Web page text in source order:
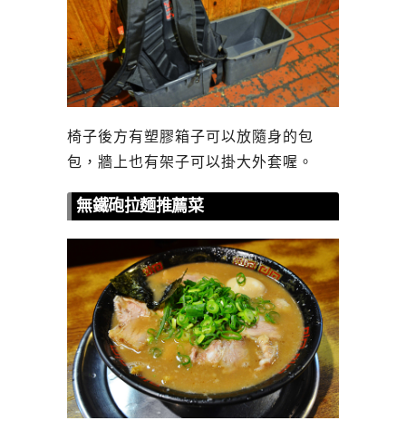
椅子後方有塑膠箱子可以放隨身的包
包，牆上也有架子可以掛大外套喔。
無鐵砲拉麵推薦菜